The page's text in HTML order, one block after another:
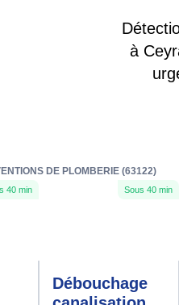
à
DE PLOMBERIE (63122)
40 min Sous 40 min
Débouchage